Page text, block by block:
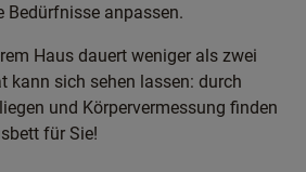
Bedürfnisse anpassen.
Haus dauert weniger als zwei
kann sich sehen lassen: durch
und Körpervermessung finden
für Sie!